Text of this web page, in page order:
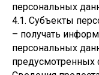
персональных
4.1. Субъекты
– получать
персональных